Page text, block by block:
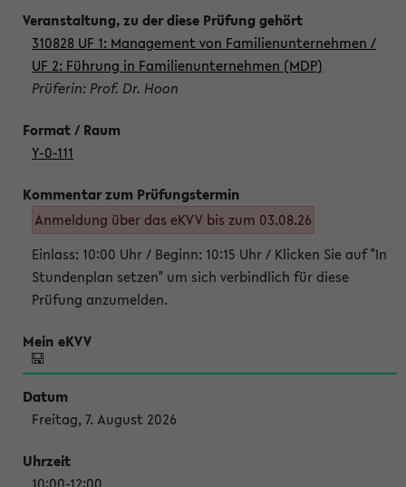
310828 UF 1: Management von Familienunternehmen /
UF 2: Führung in Familienunternehmen (MDP)
Prüferin: Prof. Dr. Hoon
Y-0-111
Anmeldung über das eKVV bis zum 03.08.26
Einlass: 10:00 Uhr / Beginn: 10:15 Uhr / Klicken Sie auf "In
Stundenplan setzen" um sich verbindlich für diese
Prüfung anzumelden.
Freitag, 7. August 2026